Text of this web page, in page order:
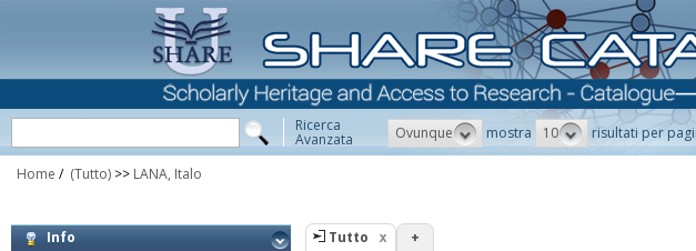
Ricerca
Avanzata Ovunque mostra 10 risultati per
Home / (Tutto) >> LANA, Italo
Info
Tutto +